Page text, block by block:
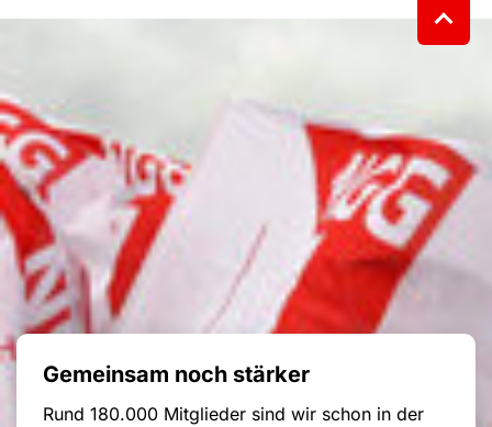
Gemeinsam noch stärker
Rund 180.000 Mitglieder sind wir schon in der